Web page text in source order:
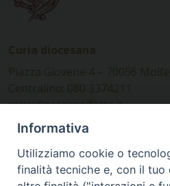
www.diocesimolfetta.it –
Ufficio Comunicazioni sociali
Informativa
Utilizziamo cookie o
finalità tecniche e, con il tuo